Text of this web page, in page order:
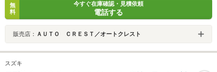
無
料
今すぐ在庫確認・見積依頼
電話する
販売店： ＡＵＴＯ ＣＲＥＳＴ／オートクレスト
スズキ